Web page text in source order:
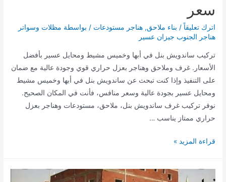
الشائعة
سعر
اترك تعليقاً / بناء ملاحق,هناجر مستودعات / بواسطة مظلات وسواتر
هناجر الجنوب جيزان عسير
تركيب ساندويش بنل في أبها وخميس مشيط ومحايل عسير بأفضل
الأسعار. غرف وملاحق وهناجر بعزل حراري قوي وجودة عالية مع ضمان
على التنفيذ وإذا كنت تبحث عن ساندويش بنل في أبها وخميس مشيط
ومحايل عسير بجودة عالية وسعر منافس، فأنت في المكان الصحيح.
نوفر تركيب غرف ساندويش بنل، ملاحق، مستودعات وهناجر بعزل
حراري ممتاز يناسب …
تركيب
في
قراءة المزيد »